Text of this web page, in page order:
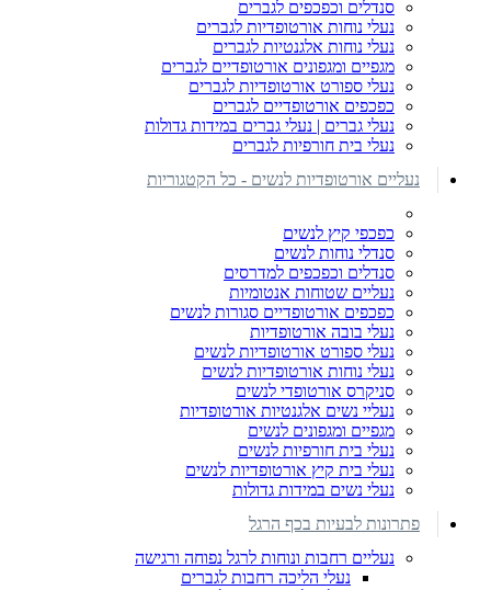
סנדלים וכפכפים לגברים
נעלי נוחות אורטופדיות לגברים
נעלי נוחות אלגנטיות לגברים
מגפיים ומגפונים אורטופדיים לגברים
נעלי ספורט אורטופדיות לגברים
כפכפים אורטופדיים לגברים
נעלי גברים | נעלי גברים במידות גדולות
נעלי בית חורפיות לגברים
נעליים אורטופדיות לנשים - כל הקטגוריות
כפכפי קיץ לנשים
סנדלי נוחות לנשים
סנדלים וכפכפים למדרסים
נעליים שטוחות אנטומיות
כפכפים אורטופדיים סגורות לנשים
נעלי בובה אורטופדיות
נעלי ספורט אורטופדיות לנשים
נעלי נוחות אורטופדיות לנשים
סניקרס אורטופדי לנשים
נעליי נשים אלגנטיות אורטופדיות
מגפיים ומגפונים לנשים
נעלי בית חורפיות לנשים
נעלי בית קיץ אורטופדיות לנשים
נעלי נשים במידות גדולות
פתרונות לבעיות בכף הרגל
נעליים רחבות ונוחות לרגל נפוחה ורגישה
נעלי הליכה רחבות לגברים